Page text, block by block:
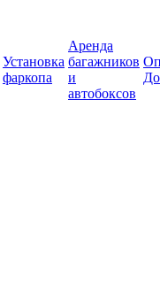
Установка
фаркопа
Аренда
багажников
и
автобоксов